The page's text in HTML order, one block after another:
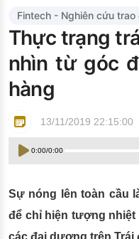
Đào tạo ISO
Fintech - Nghiên cứu trao
Thực trạng
nhìn từ góc
hàng
13/11/2019 22:15:00
0:00/0:00
Sự nóng lên toàn cầu
để chỉ hiện tượng
các đại dương trên Trái